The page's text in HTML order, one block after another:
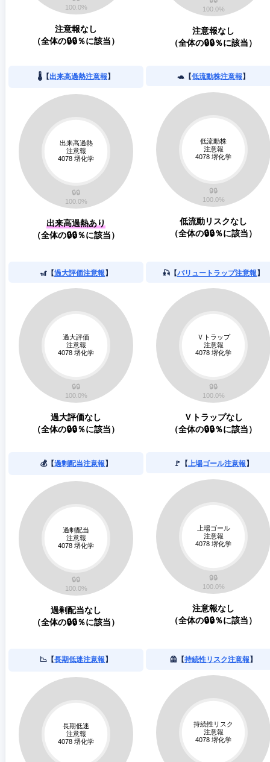
注意報なし
（全体の🔒🔒％に該当）
注意報なし
（全体の🔒🔒％に該当）
🌡️【出来高過熱注意報】
出来高過熱あり
（全体の🔒🔒％に該当）
🐢【低流動株注意報】
低流動リスクなし
（全体の🔒🔒％に該当）
🎢【過大評価注意報】
過大評価なし
（全体の🔒🔒％に該当）
🎣【バリュートラップ注意報】
Ｖトラップなし
（全体の🔒🔒％に該当）
💰【過剰配当注意報】
過剰配当なし
（全体の🔒🔒％に該当）
🚩【上場ゴール注意報】
注意報なし
（全体の🔒🔒％に該当）
📉【長期低迷注意報】 🦺【持続性リスク注意報】